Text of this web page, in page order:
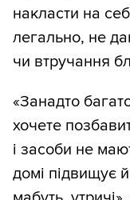
накласти на
легально, не
чи втручання
«Занадто
хочете
і засоби не
домі підвищує